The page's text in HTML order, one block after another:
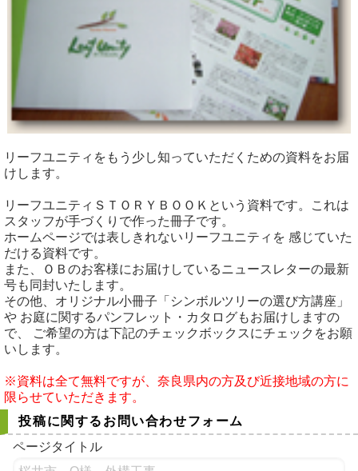
リーフユニティをもう少し知っていただくための資料をお届
けします。
リーフユニティＳＴＯＲＹＢＯＯＫという資料です。これは
スタッフが手づくりで作った冊子です。
ホームページでは表しきれないリーフユニティを 感じていた
だける資料です。
また、ＯＢのお客様にお届けしているニュースレターの最新
号も同封いたします。
その他、オリジナル小冊子「シンボルツリーの選び方講座」
や お庭に関するパンフレット・カタログもお届けしますの
で、 ご希望の方は下記のチェックボックスにチェックをお願
いします。
※資料は全て無料ですが、奈良県内の方及び近接地域の方に
限らせていただきます。
投稿に関するお問い合わせフォーム
ページタイトル